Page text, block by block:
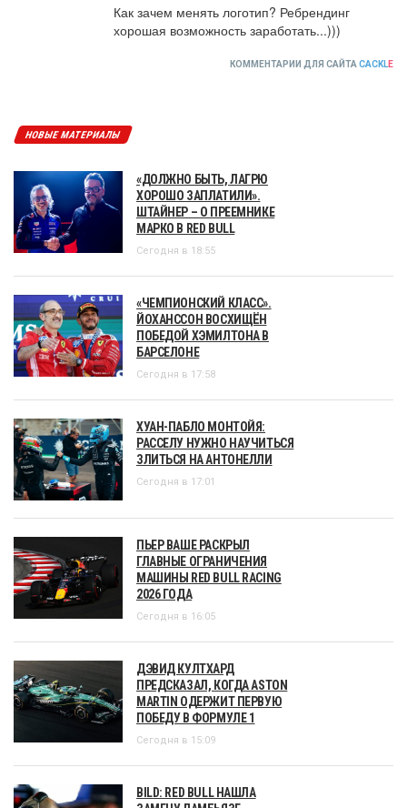
Как зачем менять логотип? Ребрендинг
хорошая возможность заработать...)))
КОММЕНТАРИИ ДЛЯ САЙТАCACKLE
НОВЫЕ МАТЕРИАЛЫ
«ДОЛЖНО БЫТЬ, ЛАГРЮ
ХОРОШО ЗАПЛАТИЛИ».
ШТАЙНЕР – О ПРЕЕМНИКЕ
МАРКО В RED BULL
Сегодня в 18:55
«ЧЕМПИОНСКИЙ КЛАСС».
ЙОХАНССОН ВОСХИЩЁН
ПОБЕДОЙ ХЭМИЛТОНА В
БАРСЕЛОНЕ
Сегодня в 17:58
ХУАН-ПАБЛО МОНТОЙЯ:
РАССЕЛУ НУЖНО НАУЧИТЬСЯ
ЗЛИТЬСЯ НА АНТОНЕЛЛИ
Сегодня в 17:01
ПЬЕР ВАШЕ РАСКРЫЛ
ГЛАВНЫЕ ОГРАНИЧЕНИЯ
МАШИНЫ RED BULL RACING
2026 ГОДА
Сегодня в 16:05
ДЭВИД КУЛТХАРД
ПРЕДСКАЗАЛ, КОГДА ASTON
MARTIN ОДЕРЖИТ ПЕРВУЮ
ПОБЕДУ В ФОРМУЛЕ 1
Сегодня в 15:09
BILD: RED BULL НАШЛА